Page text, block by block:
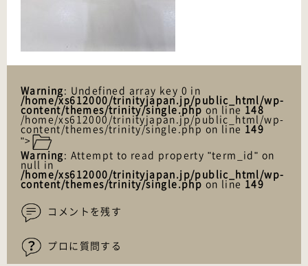
Warning: Undefined array key 0 in
/home/xs612000/trinityjapan.jp/public_html/wp-
content/themes/trinity/single.phpon line148
/home/xs612000/trinityjapan.jp/public_html/wp-
content/themes/trinity/single.php on line149
">
Warning: Attempt to read property "term_id" on
null in
/home/xs612000/trinityjapan.jp/public_html/wp-
content/themes/trinity/single.phpon line149
コメントを残す
プロに質問する